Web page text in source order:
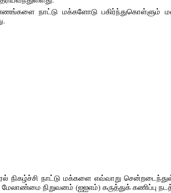
நாட்டு மக்களோடு பகிர்ந்துகொள்ளும்
நிகழ்ச்சி நாட்டு மக்களை எவ்வாறு
நிறுவனம் (ஐஐஎம்) கருத்துக் கணிப்பு